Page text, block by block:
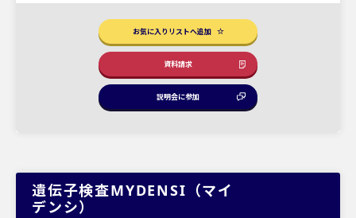
お気に入りリストへ追加
資料請求
説明会に参加
遺伝子検査MYDENSI（マイ
デンシ）